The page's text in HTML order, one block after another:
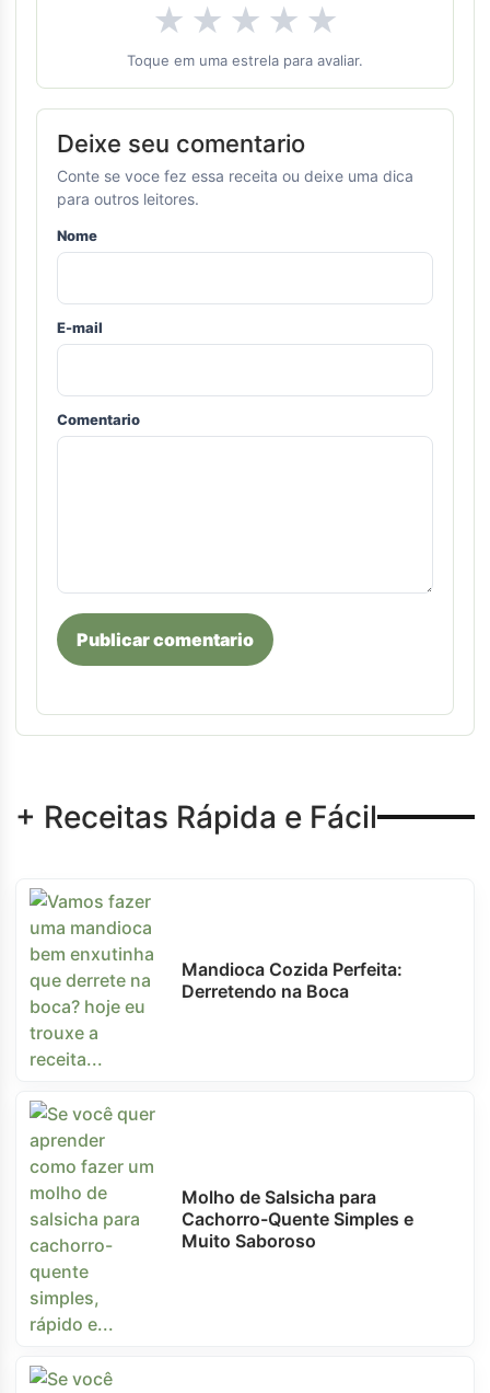
★ ★ ★ ★ ★
Toque em uma estrela para avaliar.
Deixe seu comentario
Conte se voce fez essa receita ou deixe uma dica
para outros leitores.
Nome
E-mail
Comentario
Publicar comentario
+ Receitas Rápida e Fácil
Mandioca Cozida Perfeita:
Derretendo na Boca
Molho de Salsicha para
Cachorro-Quente Simples e
Muito Saboroso